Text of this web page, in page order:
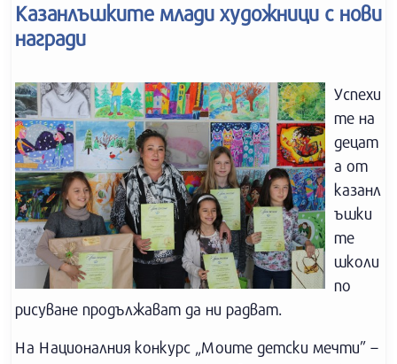
Казанлъшките млади художници с нови
награди
Успехи
те на
децат
а от
казанл
ъшки
те
школи
по
рисуване продължават да ни радват.
На Националния конкурс „Моите детски мечти” –